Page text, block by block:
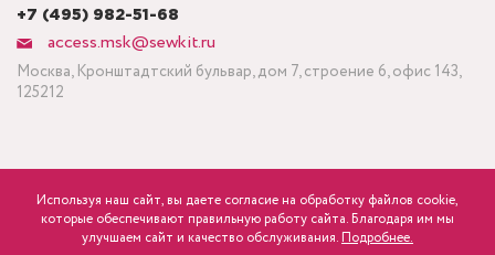
розница Минимальный заказ ткани от 3 метров
+7 (495) 982-51-68
access.msk@sewkit.ru
Москва, Кронштадтский бульвар, дом 7, строение 6, офис 143,
125212
ПОДПИСАТЬСЯ НА НОВОСТИ
Используя наш сайт, вы даете согласие на обработку файлов cookie,
которые обеспечивают правильную работу сайта. Благодаря им мы
улучшаем сайт и качество обслуживания. Подробнее.